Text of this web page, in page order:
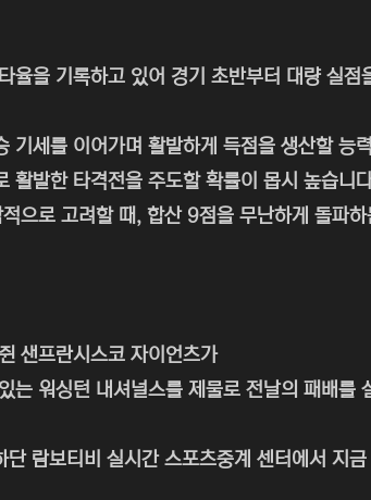
율을 기록하고 있어 경기 초반부터 대량 실
기세를 이어가며 활발하게 득점을 생산할 능
활발한 타격전을 주도할 확률이 몹시 높습니
으로 고려할 때, 합산 9점을 무난하게 돌파
샌프란시스코 자이언츠가
는 워싱턴 내셔널스를 제물로 전날의 패배를
람보티비 실시간 스포츠중계 센터에서 지